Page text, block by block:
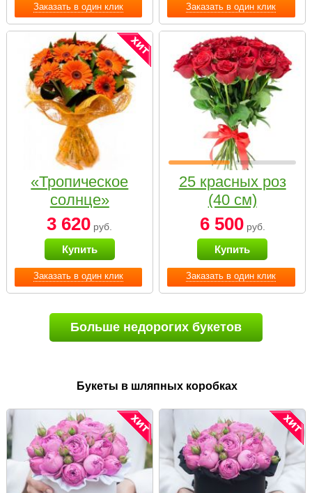
Заказать в один клик Заказать в один клик
Заказать в один клик
«Тропическое
солнце»
3 620 руб.
Купить
Заказать в один клик
25 красных роз
(40 см)
6 500руб.
Купить
Больше недорогих букетов
Букеты в шляпных коробках